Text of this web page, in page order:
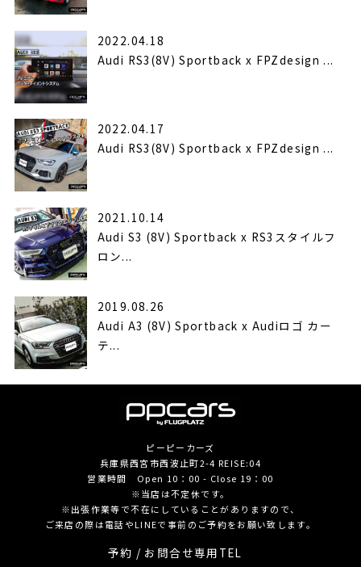
2022.04.18
Audi RS3(8V) Sportback x FPZdesign ...
2022.04.17
Audi RS3(8V) Sportback x FPZdesign ...
2021.10.14
Audi S3 (8V) Sportback x RS3スタイルフ
ロン...
2019.08.26
Audi A3 (8V) Sportback x Audiロゴ カー
テ...
ピーピーカーズ
兵庫県西宮市西波止町2-4 REISE:04
営業時間 Open 10：00 - Close 19：00
※当店は不定休です。
※出張作業等で不在にしていることがありますので、
ご来店の際は電話やLINEで事前のご予約をお願い致します。
予約 / お問合せ専用TEL